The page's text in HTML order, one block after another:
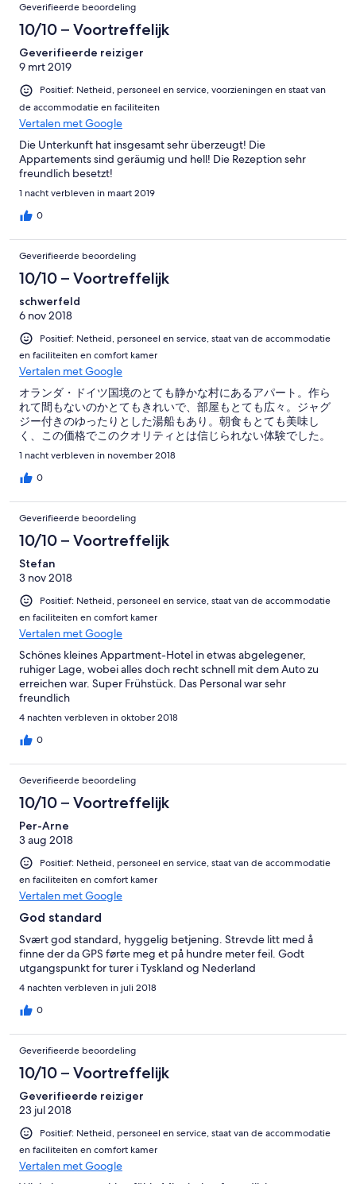
Cuxhaven (54 + 49 J)
Geverifieerde beoordeling
10/10 – Voortreffelijk
Geverifieerde reiziger
9 mrt 2019
Positief: Netheid, personeel en service, voorzieningen en staat van
de accommodatie en faciliteiten
Vertalen met Google
Die Unterkunft hat insgesamt sehr überzeugt! Die
Appartements sind geräumig und hell! Die Rezeption sehr
freundlich besetzt!
1 nacht verbleven in maart 2019
0
Geverifieerde beoordeling
10/10 – Voortreffelijk
schwerfeld
6 nov 2018
Positief: Netheid, personeel en service, staat van de accommodatie
en faciliteiten en comfort kamer
Vertalen met Google
オランダ・ドイツ国境のとても静かな村にあるアパート。作ら
れて間もないのかとてもきれいで、部屋もとても広々。ジャグ
ジー付きのゆったりとした湯船もあり。朝食もとても美味し
く、この価格でこのクオリティとは信じられない体験でした。
1 nacht verbleven in november 2018
0
Geverifieerde beoordeling
10/10 – Voortreffelijk
Stefan
3 nov 2018
Positief: Netheid, personeel en service, staat van de accommodatie
en faciliteiten en comfort kamer
Vertalen met Google
Schönes kleines Appartment-Hotel in etwas abgelegener,
ruhiger Lage, wobei alles doch recht schnell mit dem Auto zu
erreichen war. Super Frühstück. Das Personal war sehr
freundlich
4 nachten verbleven in oktober 2018
0
Geverifieerde beoordeling
10/10 – Voortreffelijk
Per-Arne
3 aug 2018
Positief: Netheid, personeel en service, staat van de accommodatie
en faciliteiten en comfort kamer
Vertalen met Google
God standard
Svært god standard, hyggelig betjening. Strevde litt med å
finne der da GPS førte meg et på hundre meter feil. Godt
utgangspunkt for turer i Tyskland og Nederland
4 nachten verbleven in juli 2018
0
Geverifieerde beoordeling
10/10 – Voortreffelijk
Geverifieerde reiziger
23 jul 2018
Positief: Netheid, personeel en service, staat van de accommodatie
en faciliteiten en comfort kamer
Vertalen met Google